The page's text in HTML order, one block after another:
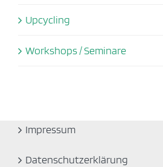
Upcycling
Workshops / Seminare
Impressum
Datenschutzerklärung